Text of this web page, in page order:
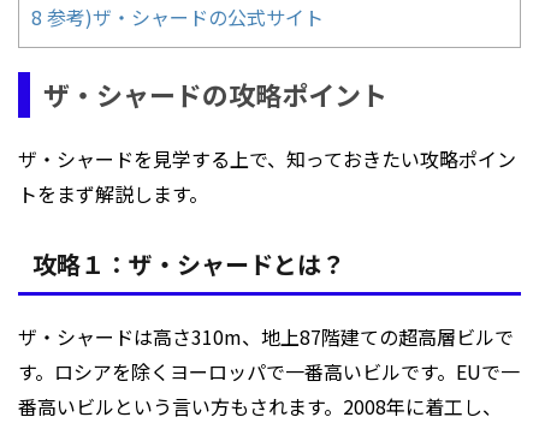
8 参考)ザ・シャードの公式サイト
ザ・シャードの攻略ポイント
ザ・シャードを見学する上で、知っておきたい攻略ポイン
トをまず解説します。
攻略１：ザ・シャードとは？
ザ・シャードは高さ310m、地上87階建ての超高層ビルで
す。ロシアを除くヨーロッパで一番高いビルです。EUで一
番高いビルという言い方もされます。2008年に着工し、